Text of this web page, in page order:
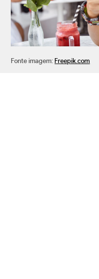
Fonte imagem: Freepik.com